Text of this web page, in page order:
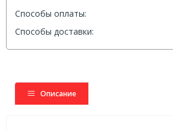
Способы оплаты:
Способы доставки:
Описание